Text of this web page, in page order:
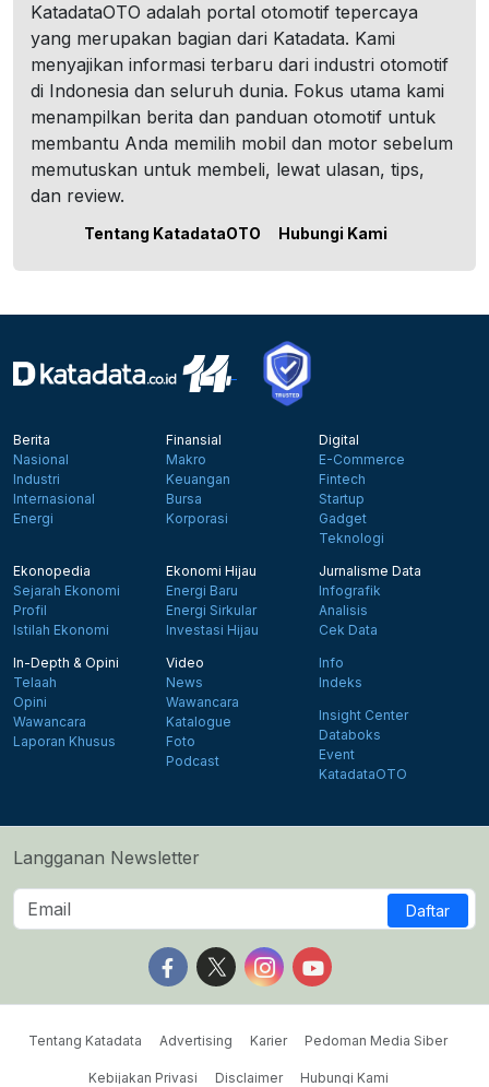
KatadataOTO adalah portal otomotif tepercaya
yang merupakan bagian dari Katadata. Kami
menyajikan informasi terbaru dari industri otomotif
di Indonesia dan seluruh dunia. Fokus utama kami
menampilkan berita dan panduan otomotif untuk
membantu Anda memilih mobil dan motor sebelum
memutuskan untuk membeli, lewat ulasan, tips,
dan review.
Tentang KatadataOTO Hubungi Kami
Berita
Nasional
Industri
Internasional
Energi
Finansial
Makro
Keuangan
Bursa
Korporasi
Digital
E-Commerce
Fintech
Startup
Gadget
Teknologi
Ekonopedia
Sejarah Ekonomi
Profil
Istilah Ekonomi
Ekonomi Hijau
Energi Baru
Energi Sirkular
Investasi Hijau
Jurnalisme Data
Infografik
Analisis
Cek Data
In-Depth & Opini
Telaah
Opini
Wawancara
Laporan Khusus
Video
News
Wawancara
Katalogue
Foto
Podcast
Info
Indeks
Insight Center
Databoks
Event
KatadataOTO
Langganan Newsletter
Daftar
Follow us on Facebook
Follow us on X
Follow us on Instagram
Follow us on
Tentang Katadata Advertising Karier Pedoman Media Siber
Kebijakan Privasi Disclaimer Hubungi Kami